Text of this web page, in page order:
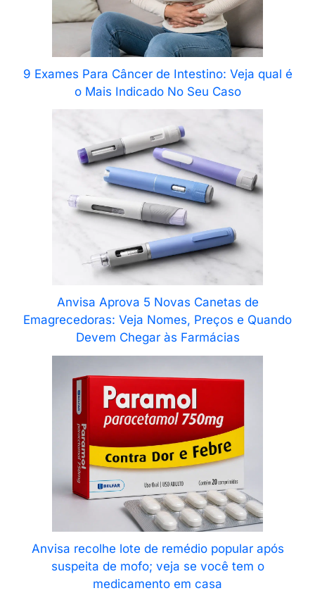
9 Exames Para Câncer de Intestino: Veja qual é
o Mais Indicado No Seu Caso
Anvisa Aprova 5 Novas Canetas de
Emagrecedoras: Veja Nomes, Preços e Quando
Devem Chegar às Farmácias
Anvisa recolhe lote de remédio popular após
suspeita de mofo; veja se você tem o
medicamento em casa